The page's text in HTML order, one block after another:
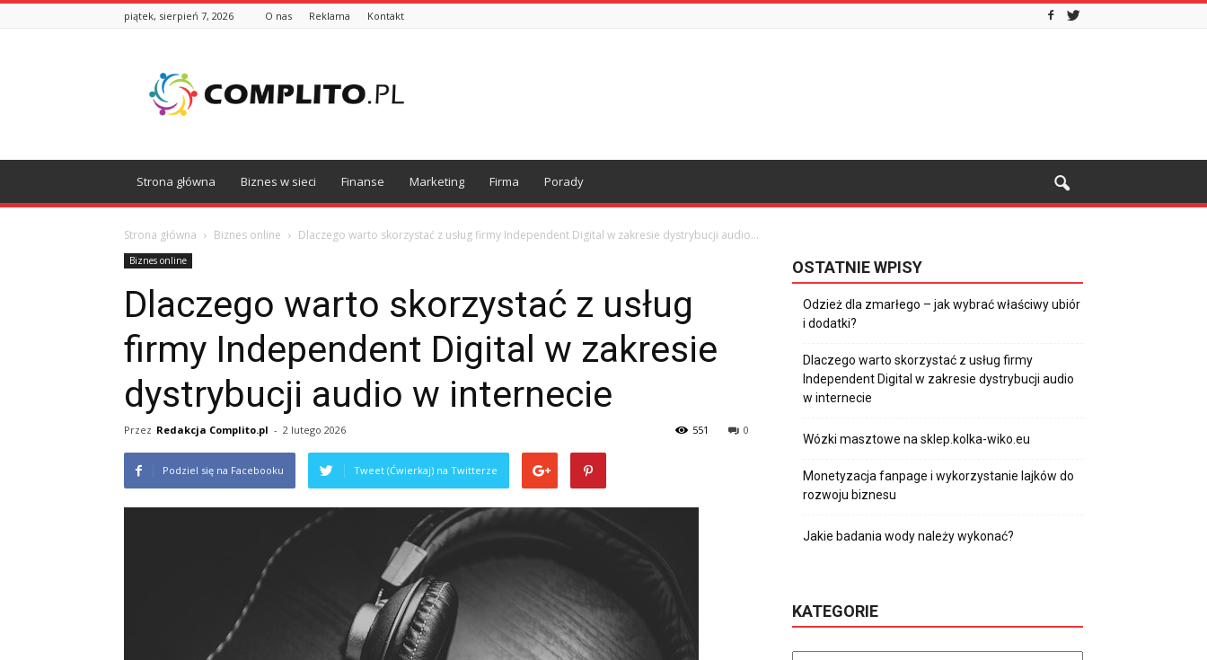
piątek, sierpień 7, 2026 O nas Reklama Kontakt
Strona główna Biznes w sieci Finanse Marketing Firma Porady
Strona główna Biznes online Dlaczego warto skorzystać z usług firmy Independent Digital w zakresie dystrybucji audio...
Biznes online
Dlaczego warto skorzystać z usług
firmy Independent Digital w zakresie
dystrybucji audio w internecie
Przez Redakcja Complito.pl - 2 lutego 2026 0
551
Podziel się na Facebooku Tweet (Ćwierkaj) na Twitterze
OSTATNIE WPISY
Odzież dla zmarłego – jak wybrać właściwy ubiór
i dodatki?
Dlaczego warto skorzystać z usług firmy
Independent Digital w zakresie dystrybucji audio
w internecie
Wózki masztowe na sklep.kolka-wiko.eu
Monetyzacja fanpage i wykorzystanie lajków do
rozwoju biznesu
Jakie badania wody należy wykonać?
KATEGORIE
Kategorie